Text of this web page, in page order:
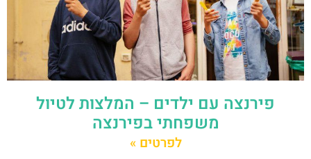
פירנצה עם ילדים – המלצות לטיול
משפחתי בפירנצה
לפרטים »